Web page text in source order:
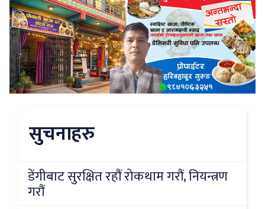
सुचनाहरु
डेंगीबाट सुरक्षित रहौं रोकथाम गरौं, नियन्त्रण
गरौं